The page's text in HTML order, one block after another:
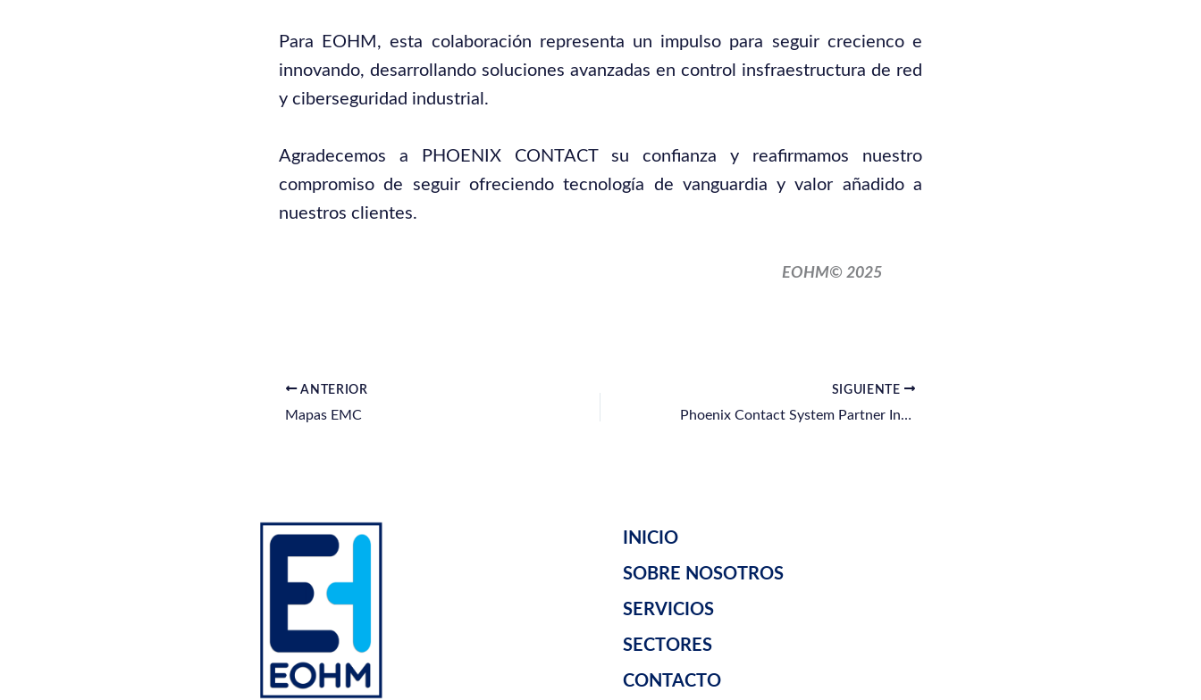
Para EOHM, esta colaboración representa un impulso para seguir crecienco e
innovando, desarrollando soluciones avanzadas en control insfraestructura de red
y ciberseguridad industrial.
Agradecemos a PHOENIX CONTACT su confianza y reafirmamos nuestro
compromiso de seguir ofreciendo tecnología de vanguardia y valor añadido a
nuestros clientes.
EOHM© 2025
ANTERIOR
Mapas EMC
SIGUIENTE
Phoenix Contact System Partner Integrator
INICIO
SOBRE NOSOTROS
SERVICIOS
SECTORES
CONTACTO